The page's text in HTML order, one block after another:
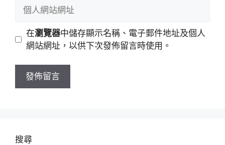
址
站
址
在瀏覽器中儲存顯示名稱、電子郵件地址及個人
網站網址，以供下次發佈留言時使用。
搜尋